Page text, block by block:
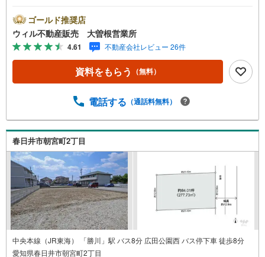
区、守山区の直接のご売却依頼を数多くいただいている不
動産仲介会社です。ネット上で分かる立地環境はもちろ
ん、過去にお任せいただいたお客様に現地の生の声をもと
に住戸環境を提案致します。＼平日のお住まい探しの方へ/
弊社では平日にご内覧・契約など平日にお住まい探しをさ
れるお客様にサービスをご用意しています。＼お仕事で忙
事前にご予約頂きましたら営業時間外でのご内覧もご対応
動産業者間で不動産情報が共有されているので、名古屋市
全域や、その他隣接エリアでもご内覧が可能です！ 【大曽
根営業所】○地下鉄名城線、JR中央線「大曽根」駅徒歩1分
○お子様が遊べるキッズスペースあり○定休日ございません
ゴールド推奨店
ウィル不動産販売 大曽根営業所
4.61 不動産会社レビュー 26件
資料をもらう （無料）
電話する （通話料無料）
春日井市朝宮町2丁目
中央本線（JR東海） 「勝川」駅 バス8分 広田公園西 バス停下車 徒歩8分
愛知県春日井市朝宮町2丁目